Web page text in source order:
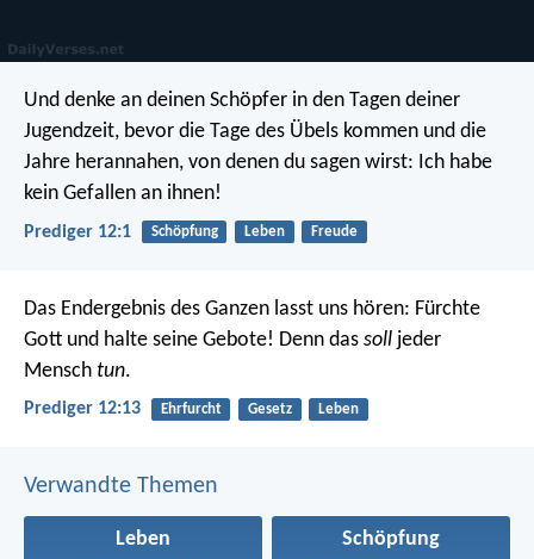
Und denke an deinen Schöpfer in den Tagen deiner
Jugendzeit, bevor die Tage des Übels kommen und die
Jahre herannahen, von denen du sagen wirst: Ich habe
kein Gefallen an ihnen!
Prediger 12:1 Schöpfung Leben Freude
Das Endergebnis des Ganzen lasst uns hören: Fürchte
Gott und halte seine Gebote! Denn das soll jeder
Mensch tun.
Prediger 12:13 Ehrfurcht Gesetz Leben
Verwandte Themen
Leben Schöpfung